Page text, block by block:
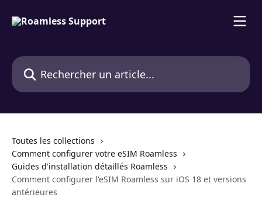
Rechercher un article...
Toutes les collections
Comment configurer votre eSIM Roamless
Guides d'installation détaillés Roamless
Comment configurer l'eSIM Roamless sur iOS 18 et versions
antérieures